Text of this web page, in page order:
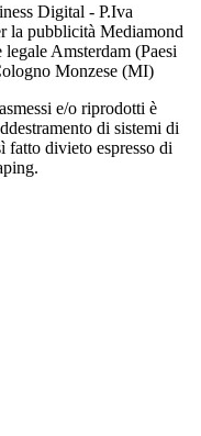
Digital - P.Iva
la pubblicità Mediamond
Amsterdam (Paesi
Monzese (MI)
e/o riprodotti è
di sistemi di
fatto divieto espresso di